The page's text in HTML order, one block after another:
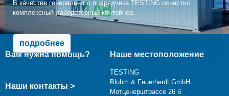
В качестве генерального подрядчика TESTING оснастил
комплексный лабораторный контейнер.
подробнее
Вам нужна помощь?
Наши контакты >
Наше местоположение
TESTING
Bluhm & Feuerherdt GmbH
Мотценерштрассе 26 б